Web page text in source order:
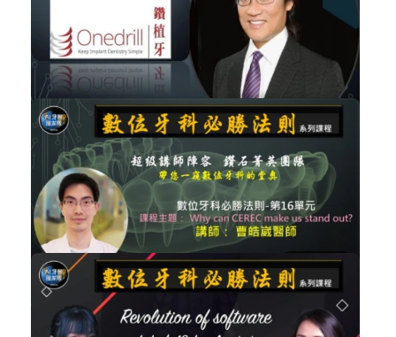
購買後有效期限：2026-11-06
3245
NT$30,000
陳俊龍博士【一鑽植牙】專輯
植牙 加入購物車
購買後有效期限：2027-08-06
3240
NT$2,000
Why can CEREC make us stand out 曹...
數位牙科 加入購物車